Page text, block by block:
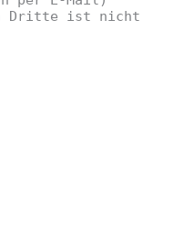
Dritte ist nicht